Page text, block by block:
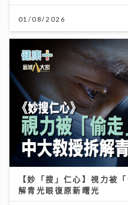
01/08/2026
【妙「搜」仁心】視力被
解青光眼復原新曙光